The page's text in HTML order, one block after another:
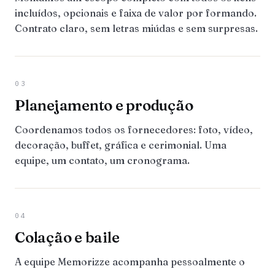
incluídos, opcionais e faixa de valor por formando.
Contrato claro, sem letras miúdas e sem surpresas.
03
Planejamento e produção
Coordenamos todos os fornecedores: foto, vídeo,
decoração, buffet, gráfica e cerimonial. Uma
equipe, um contato, um cronograma.
04
Colação e baile
A equipe Memorizze acompanha pessoalmente o